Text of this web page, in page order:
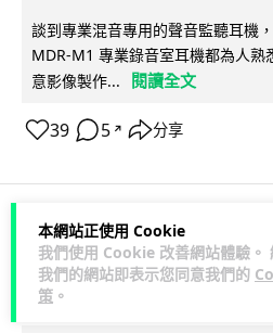
本網站正使用 Cookie
我們使用 Cookie 改善網站體驗。
我們的網站即表示您同意我們的
策 。
談到專業混音專用的聲音監聽耳機
MDR-M1 專業錄音室耳機都為人熟
意影像製作...
閱讀全文
39 5 ↗ 分享
科技娛樂 遊戲情報
天恩